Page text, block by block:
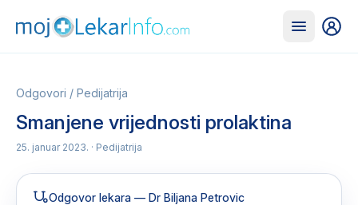
Odgovori / Pedijatrija
Smanjene vrijednosti prolaktina
25. januar 2023. · Pedijatrija
Odgovor lekara — Dr Biljana Petrovic